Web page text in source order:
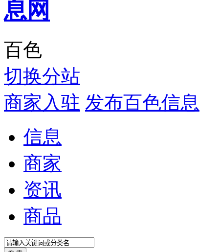
百色
切换分站
商家入驻 发布百色信息
信息
商家
资讯
商品